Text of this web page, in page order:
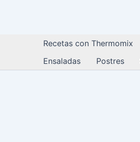
Recetas con Thermomix
Ensaladas
Postres